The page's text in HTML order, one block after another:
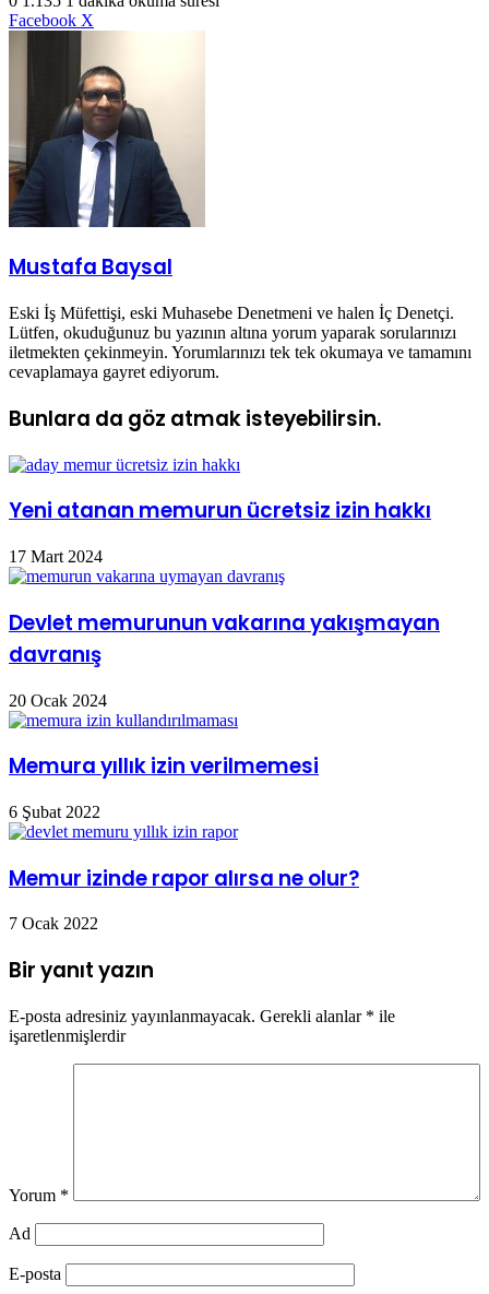
Facebook X
paylaş
Mustafa Baysal
Eski İş Müfettişi, eski Muhasebe Denetmeni ve halen İç Denetçi.
Lütfen, okuduğunuz bu yazının altına yorum yaparak sorularınızı
iletmekten çekinmeyin. Yorumlarınızı tek tek okumaya ve tamamını
cevaplamaya gayret ediyorum.
Bunlara da göz atmak isteyebilirsin.
Yeni atanan memurun ücretsiz izin hakkı
17 Mart 2024
Devlet memurunun vakarına yakışmayan
davranış
20 Ocak 2024
Memura yıllık izin verilmemesi
6 Şubat 2022
Memur izinde rapor alırsa ne olur?
7 Ocak 2022
Bir yanıt yazın
E-posta adresiniz yayınlanmayacak. Gerekli alanlar * ile
işaretlenmişlerdir
Yorum *
Ad
E-posta